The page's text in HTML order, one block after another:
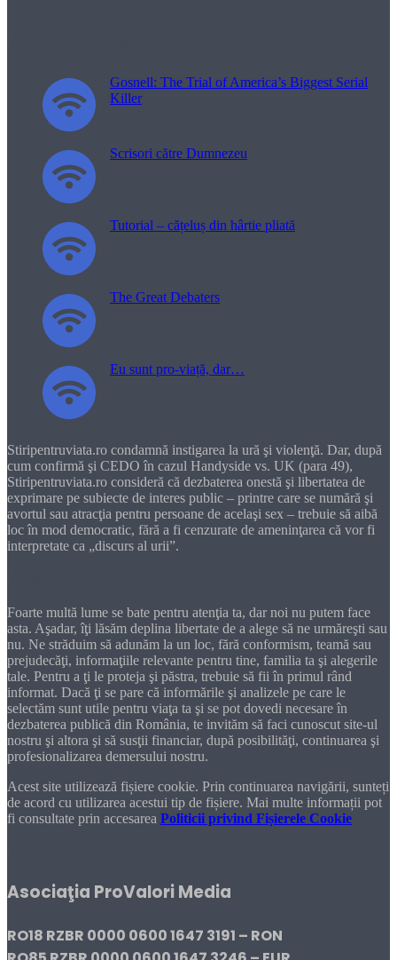
Gosnell: The Trial of America’s Biggest Serial
Killer
Scrisori către Dumnezeu
Tutorial – cățeluș din hârtie pliată
The Great Debaters
Eu sunt pro-viață, dar…
Stiripentruviata.ro condamnă instigarea la ură şi violenţă. Dar, după
cum confirmă şi CEDO în cazul Handyside vs. UK (para 49),
Stiripentruviata.ro consideră că dezbaterea onestă şi libertatea de
exprimare pe subiecte de interes public – printre care se numără şi
avortul sau atracţia pentru persoane de acelaşi sex – trebuie să aibă
loc în mod democratic, fără a fi cenzurate de ameninţarea că vor fi
interpretate ca „discurs al urii”.
Foarte multă lume se bate pentru atenţia ta, dar noi nu putem face
asta. Aşadar, îţi lăsăm deplina libertate de a alege să ne urmăreşti sau
nu. Ne străduim să adunăm la un loc, fără conformism, teamă sau
prejudecăţi, informaţiile relevante pentru tine, familia ta şi alegerile
tale. Pentru a ţi le proteja şi păstra, trebuie să fii în primul rând
informat. Dacă ţi se pare că informările şi analizele pe care le
selectăm sunt utile pentru viaţa ta şi se pot dovedi necesare în
dezbaterea publică din România, te invităm să faci cunoscut site-ul
nostru şi altora şi să susţii financiar, după posibilităţi, continuarea şi
profesionalizarea demersului nostru.
Acest site utilizează fișiere cookie. Prin continuarea navigării, sunteți
de acord cu utilizarea acestui tip de fișiere. Mai multe informații pot
fi consultate prin accesarea Politicii privind Fișierele Cookie
Asociaţia ProValori Media
RO18 RZBR 0000 0600 1647 3191 – RON